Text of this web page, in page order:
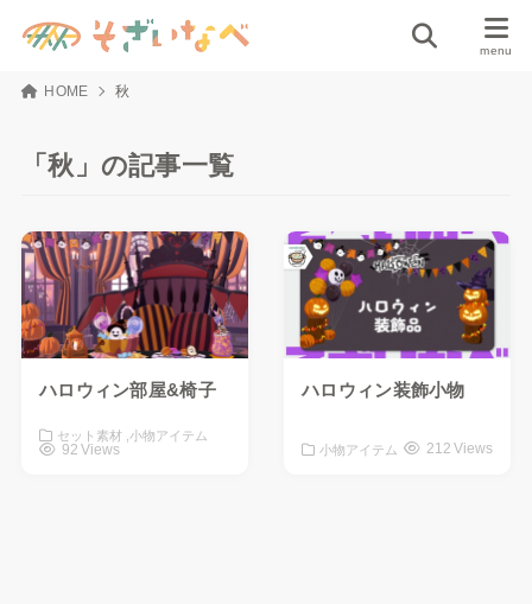
HOME 秋
「秋」の記事一覧
ハロウィン部屋&椅子
セット素材 小物アイテム
92 Views
ハロウィン装飾小物
小物アイテム 212 Views